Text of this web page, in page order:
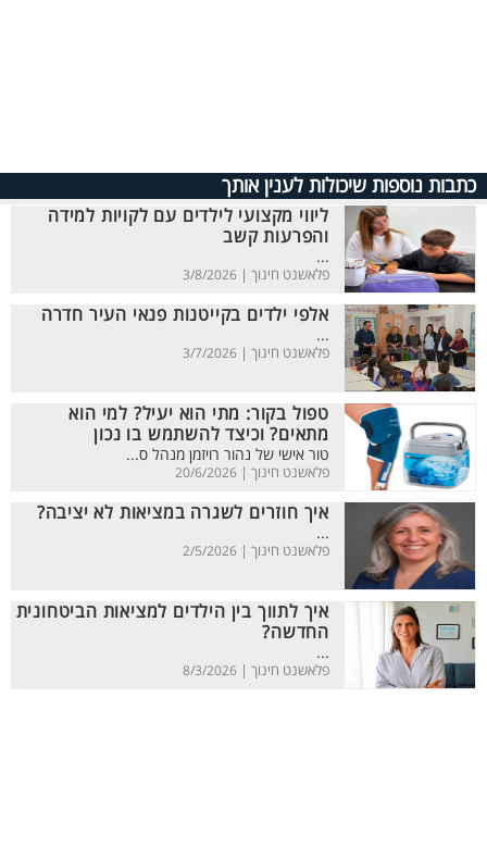
כתבות נוספות שיכולות לענין אותך
ליווי מקצועי לילדים עם לקויות למידה
והפרעות קשב
...
פלאשנט חינוך | 3/8/2026
אלפי ילדים בקייטנות פנאי העיר חדרה
...
פלאשנט חינוך | 3/7/2026
טפול בקור: מתי הוא יעיל? למי הוא
מתאים? וכיצד להשתמש בו נכון
טור אישי של נהור רויזמן מנהל ס...
פלאשנט חינוך | 20/6/2026
איך חוזרים לשגרה במציאות לא יציבה?
...
פלאשנט חינוך | 2/5/2026
איך לתווך בין הילדים למציאות הביטחונית
החדשה?
...
פלאשנט חינוך | 8/3/2026